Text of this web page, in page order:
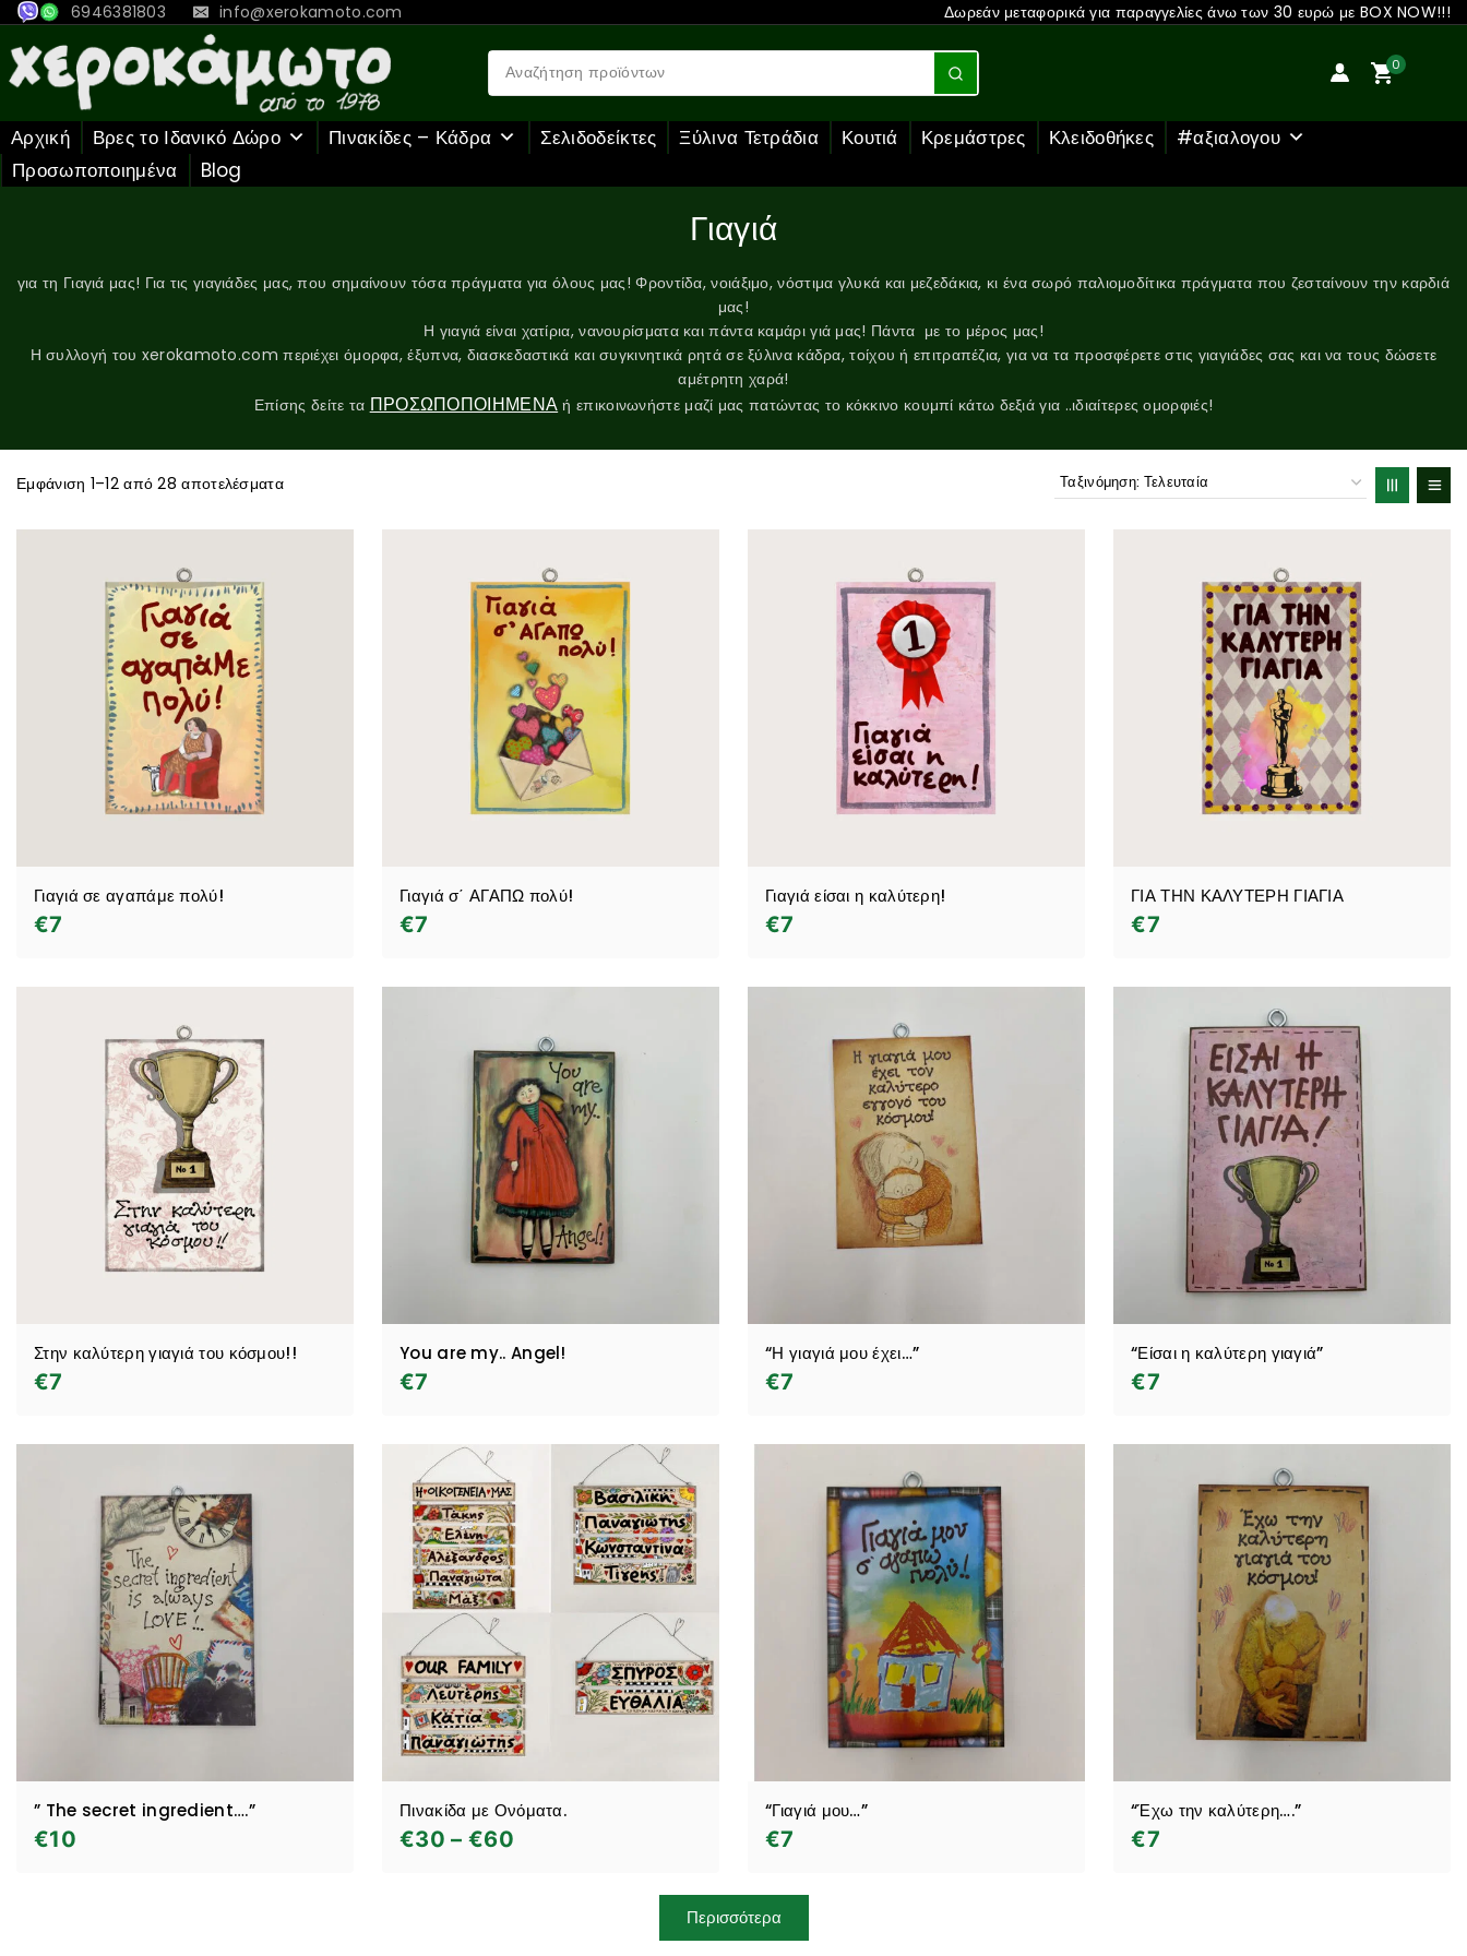
6946381803 info@xerokamoto.com Δωρεάν μεταφορικά για παραγγελίες άνω των 30 ευρώ με BOX NOW!!!
0
Αρχική Βρες το Ιδανικό Δώρο Πινακίδες – Κάδρα Σελιδοδείκτες Ξύλινα Τετράδια Κουτιά Κρεμάστρες Κλειδοθήκες
#αξιαλογου
Προσωποποιημένα
Blog
Γιαγιά
για τη Γιαγιά μας! Για τις γιαγιάδες μας, που σημαίνουν τόσα πράγματα για όλους μας! Φροντίδα, νοιάξιμο, νόστιμα γλυκά και μεζεδάκια, κι ένα σωρό παλιομοδίτικα πράγματα που ζεσταίνουν την καρδιά
μας!
Η γιαγιά είναι χατίρια, νανουρίσματα και πάντα καμάρι γιά μας! Πάντα με το μέρος μας!
Η συλλογή του xerokamoto.com περιέχει όμορφα, έξυπνα, διασκεδαστικά και συγκινητικά ρητά σε ξύλινα κάδρα, τοίχου ή επιτραπέζια, για να τα προσφέρετε στις γιαγιάδες σας και να τους δώσετε
αμέτρητη χαρά!
Επίσης δείτε τα ΠΡΟΣΩΠΟΠΟΙΗΜΕΝΑ ή επικοινωνήστε μαζί μας πατώντας το κόκκινο κουμπί κάτω δεξιά για ..ιδιαίτερες ομορφιές!
Εμφάνιση 1–12από28 αποτελέσματα
Γιαγιά σε αγαπάμε πολύ!
€7
Γιαγιά σ΄ ΑΓΑΠΩ πολύ!
€7
Γιαγιά είσαι η καλύτερη!
€7
ΓΙΑ ΤΗΝ ΚΑΛΥΤΕΡΗ ΓΙΑΓΙΑ
€7
Στην καλύτερη γιαγιά του κόσμου!!
€7
You are my.. Angel!
€7
“Η γιαγιά μου έχει…”
€7
“Είσαι η καλύτερη γιαγιά”
€7
” The secret ingredient….”
€10
Πινακίδα με Ονόματα.
€30 – €60
“Γιαγιά μου…”
€7
“Έχω την καλύτερη….”
€7
Περισσότερα